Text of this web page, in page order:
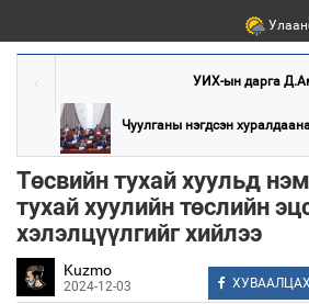
УИХ-ын дарга
Чуулганы нэгдсэн
Төсвийн тухай хуульд
тухай хуулийн төслийн
хэлэлцүүлгийг хийлээ
Kuzmo
2024-12-03 ХУВААЛЦАХ